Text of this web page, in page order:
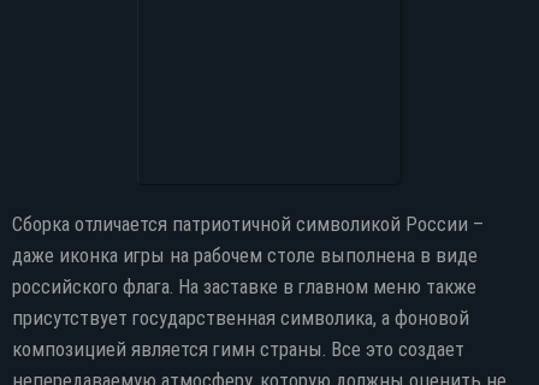
Сборка отличается патриотичной символикой России –
даже иконка игры на рабочем столе выполнена в виде
российского флага. На заставке в главном меню также
присутствует государственная символика, а фоновой
композицией является гимн страны. Все это создает